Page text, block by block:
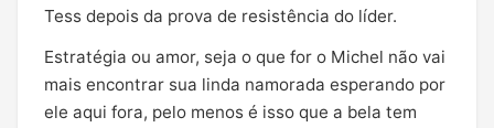
Tess depois da prova de resistência do líder.
Estratégia ou amor, seja o que for o Michel não vai
mais encontrar sua linda namorada esperando por
ele aqui fora, pelo menos é isso que a bela tem